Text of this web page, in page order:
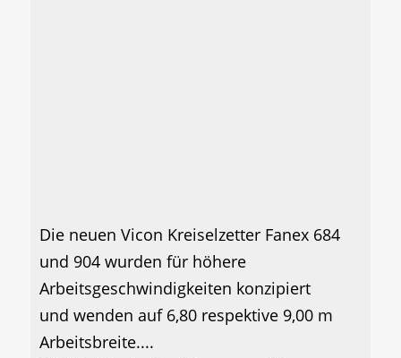
Die neuen Vicon Kreiselzetter Fanex 684
und 904 wurden für höhere
Arbeitsgeschwindigkeiten konzipiert
und wenden auf 6,80 respektive 9,00 m
Arbeitsbreite....